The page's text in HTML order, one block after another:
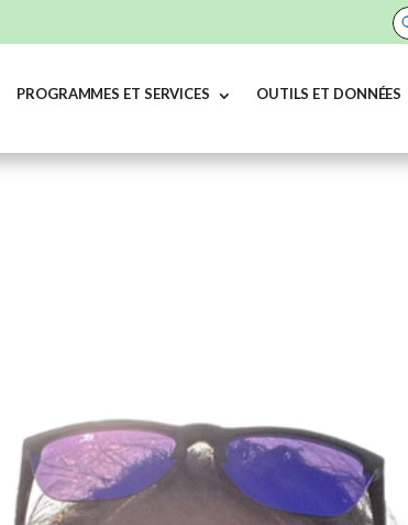
PROGRAMMES ET SERVICES OUTILS ET DONNÉES